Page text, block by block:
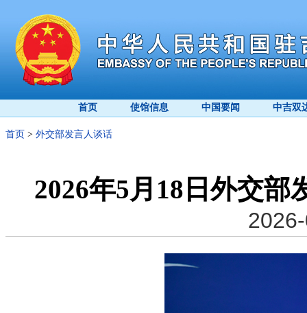
首页 使馆信息 中国要闻 中吉双
首页 > 外交部发言人谈话
2026年5月18日外交